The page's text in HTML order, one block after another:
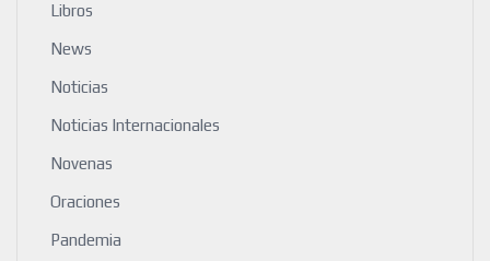
Libros
News
Noticias
Noticias Internacionales
Novenas
Oraciones
Pandemia